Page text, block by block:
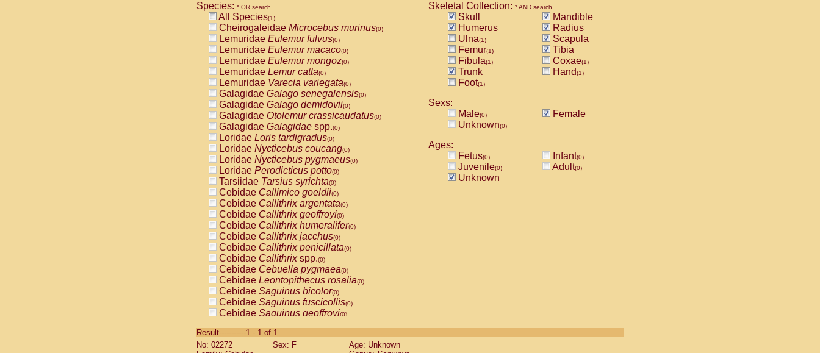
Species: * OR search
All Species(1)
Cheirogaleidae Microcebus murinus(0)
Lemuridae Eulemur fulvus(0)
Lemuridae Eulemur macaco(0)
Lemuridae Eulemur mongoz(0)
Lemuridae Lemur catta(0)
Lemuridae Varecia variegata(0)
Galagidae Galago senegalensis(0)
Galagidae Galago demidovii(0)
Galagidae Otolemur crassicaudatus(0)
Galagidae Galagidae spp.(0)
Loridae Loris tardigradus(0)
Loridae Nycticebus coucang(0)
Loridae Nycticebus pygmaeus(0)
Loridae Perodicticus potto(0)
Tarsiidae Tarsius syrichta(0)
Cebidae Callimico goeldii(0)
Cebidae Callithrix argentata(0)
Cebidae Callithrix geoffroyi(0)
Cebidae Callithrix humeralifer(0)
Cebidae Callithrix jacchus(0)
Cebidae Callithrix penicillata(0)
Cebidae Callithrixspp.(0)
Cebidae Cebuella pygmaea(0)
Cebidae Leontopithecus rosalia(0)
Cebidae Saguinus bicolor(0)
Cebidae Saguinus fuscicollis(0)
Cebidae Saguinus geoffroyi(0)
CebidaeSaguinus labiatus(0)
Cebidae Saguinus leucopus (0)
Skeletal Collection: * AND search
Skull
Mandible
Humerus
Radius
Ulna(1)
Scapula
Femur(1)
Tibia
Fibula(1) Coxae(1)
Trunk Hand(1)
Foot(1)
Sexs:
Male(0)
Female
Unknown(0)
Ages:
Fetus(0) Infant(0)
Juvenile(0) Adult(0)
Unknown
Result-----------1 - 1 of 1
No: 02272
Sex: F
Age: Unknown